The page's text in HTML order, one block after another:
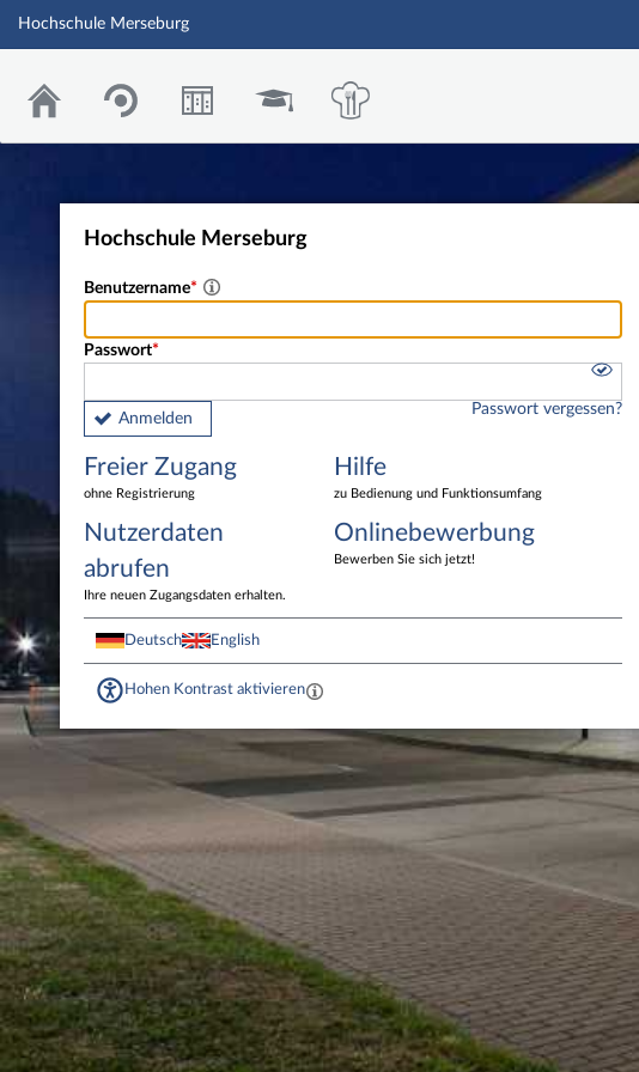
Hochschule Merseburg
Hochschule Merseburg
Benutzername
Passwort
Anmelden
Passwort vergessen?
Freier Zugang
ohne Registrierung
Hilfe
zu Bedienung und Funktionsumfang
Nutzerdaten
abrufen
Ihre neuen Zugangsdaten erhalten.
Onlinebewerbung
Bewerben Sie sich jetzt!
Deutsch English
Hohen Kontrast aktivieren